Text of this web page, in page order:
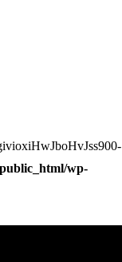
wp-